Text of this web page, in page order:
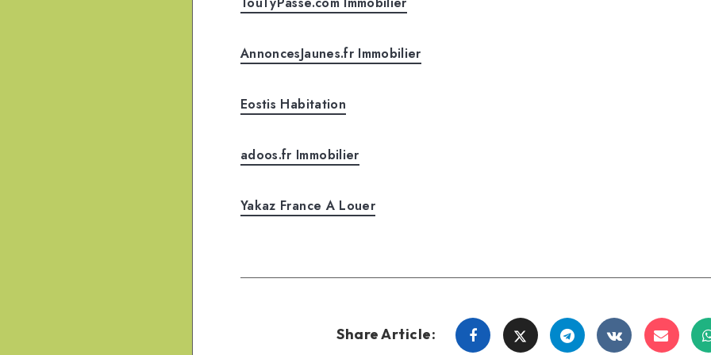
AnnoncesJaunes.fr Immobilier
Eostis Habitation
adoos.fr Immobilier
Yakaz France A Louer
Share Article: Share Share Share Share Share